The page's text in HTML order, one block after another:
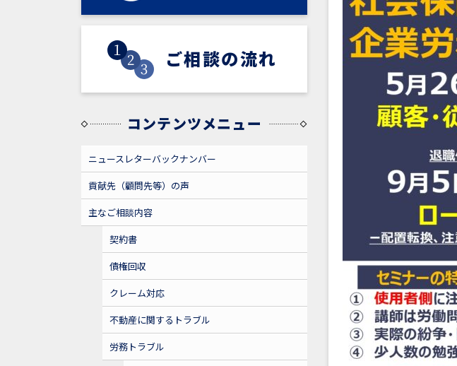
ご相談の流れ
ご相談の流れ
コンテンツメニュー
ニュースレターバックナンバー
貢献先（顧問先等）の声
主なご相談内容
契約書
債権回収
クレーム対応
不動産に関するトラブル
労務トラブル